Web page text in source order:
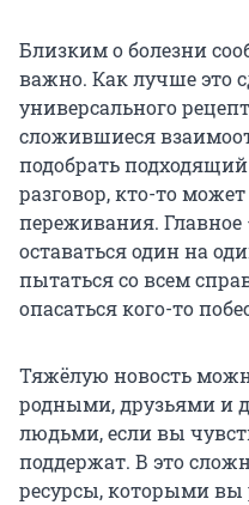
Близким о болезни
важно. Как лучше это
универсального
сложившиеся
подобрать
разговор, кто-то
переживания. Главное
оставаться один на
пытаться со всем
опасаться кого-то
Тяжёлую новость
родными, друзьями и
людьми, если вы
поддержат. В это
ресурсы, которыми вы